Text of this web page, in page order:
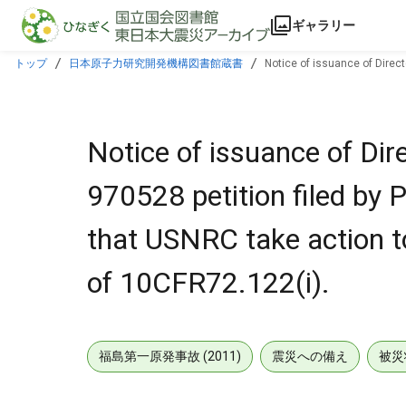
本文に飛ぶ
ギャラリー
トップ 日本原子力研究開発機構図書館蔵書
Notice of issuance of
Notice of issuance of
970528 petition filed by
that USNRC take action
of 10CFR72.122(i).
福島第一原発事故 (2011) 震災への備え 被災